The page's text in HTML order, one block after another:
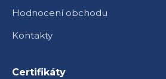
Hodnocení obchodu
Kontakty
Certifikáty